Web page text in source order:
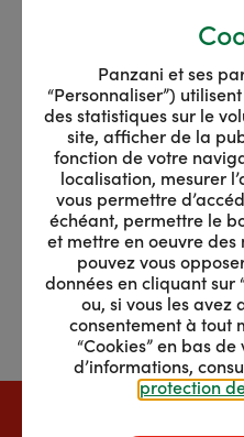
Panzani et ses
“Personnaliser”)
des statistiques sur le
site, afficher de la
fonction de votre
localisation, mesurer
vous permettre
échéant, permettre le
et mettre en oeuvre des
pouvez vous
données en cliquant sur
ou, si vous les avez
consentement à tout
“Cookies” en bas
d’informations,
protection